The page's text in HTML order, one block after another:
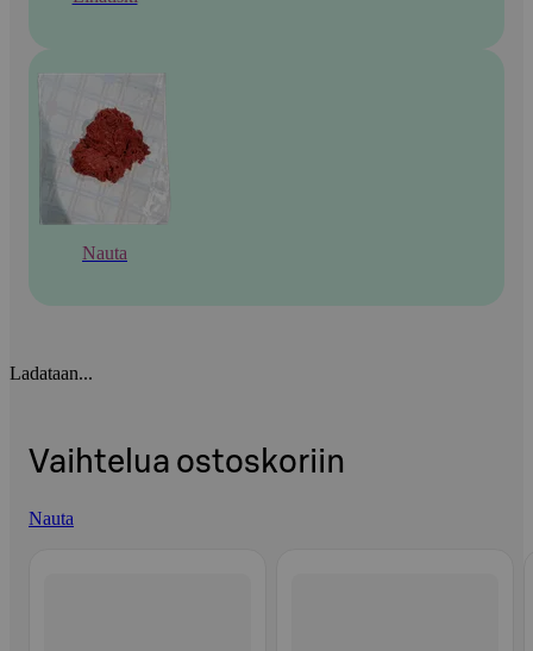
Nauta
Ladataan...
Vaihtelua ostoskoriin
Nauta